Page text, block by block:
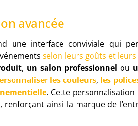
avancée
une interface conviviale qui
selon leurs goûts et
, un salon professionnel ou
les couleurs, les
. Cette
renforçant ainsi la marque de